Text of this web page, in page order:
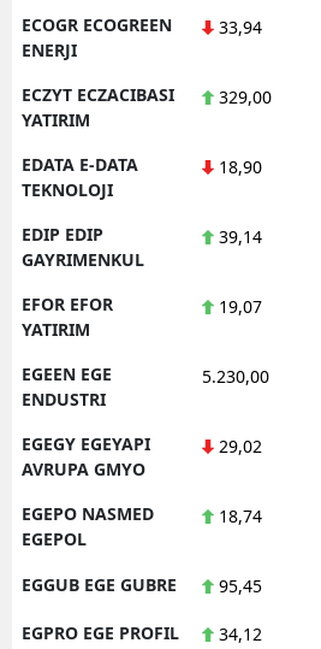
ECOGR ECOGREEN
ENERJI
33,94
ECZYT ECZACIBASI
YATIRIM
329,00
EDATA E-DATA
TEKNOLOJI
18,90
EDIP EDIP
GAYRIMENKUL
39,14
EFOR EFOR
YATIRIM
19,07
EGEEN EGE
ENDUSTRI
5.230,00
EGEGY EGEYAPI
AVRUPA GMYO
29,02
EGEPO NASMED
EGEPOL
18,74
EGGUB EGE GUBRE 95,45
EGPRO EGE PROFIL 34,12